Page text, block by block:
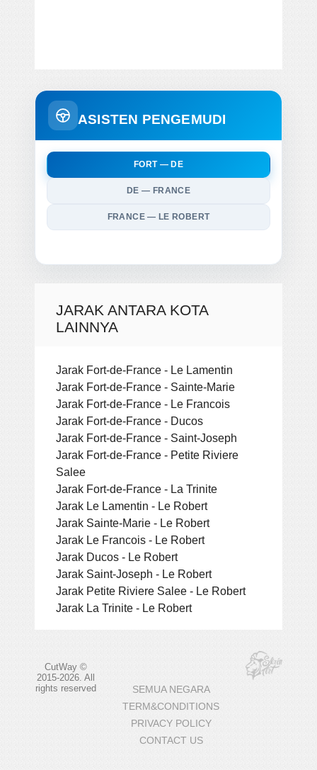
ASISTEN PENGEMUDI
FORT — DE
DE — FRANCE
FRANCE — LE ROBERT
JARAK ANTARA KOTA
LAINNYA
Jarak Fort-de-France - Le Lamentin
Jarak Fort-de-France - Sainte-Marie
Jarak Fort-de-France - Le Francois
Jarak Fort-de-France - Ducos
Jarak Fort-de-France - Saint-Joseph
Jarak Fort-de-France - Petite Riviere
Salee
Jarak Fort-de-France - La Trinite
Jarak Le Lamentin - Le Robert
Jarak Sainte-Marie - Le Robert
Jarak Le Francois - Le Robert
Jarak Ducos - Le Robert
Jarak Saint-Joseph - Le Robert
Jarak Petite Riviere Salee - Le Robert
Jarak La Trinite - Le Robert
CutWay ©
2015-2026. All
rights reserved
SEMUA NEGARA
TERM&CONDITIONS
PRIVACY POLICY
CONTACT US